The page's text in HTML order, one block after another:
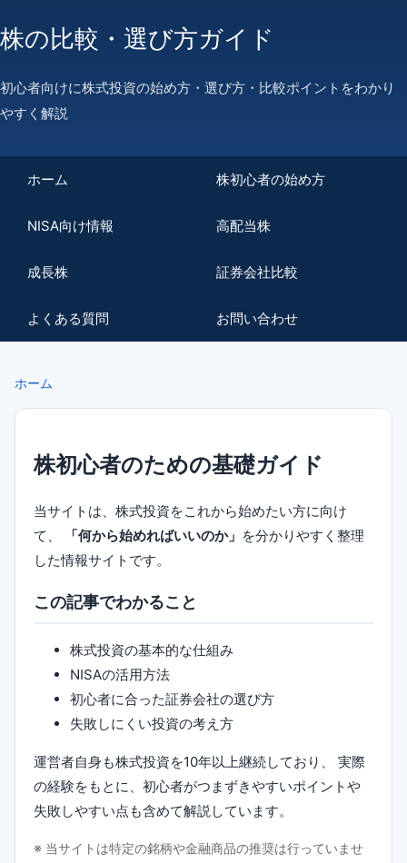
株の比較・選び方ガイド
初心者向けに株式投資の始め方・選び方・比較ポイントをわかり
やすく解説
ホーム 株初心者の始め方
NISA向け情報 高配当株
成長株 証券会社比較
よくある質問 お問い合わせ
ホーム
株初心者のための基礎ガイド
当サイトは、株式投資をこれから始めたい方に向け
て、
「何から始めればいいのか」 を分かりやすく整理
した情報サイトです。
この記事でわかること
株式投資の基本的な仕組み
NISAの活用方法
初心者に合った証券会社の選び方
失敗しにくい投資の考え方
運営者自身も株式投資を10年以上継続しており、 実際
の経験をもとに、初心者がつまずきやすいポイントや
失敗しやすい点も含めて解説しています。
※ 当サイトは特定の銘柄や金融商品の推奨は行っていませ